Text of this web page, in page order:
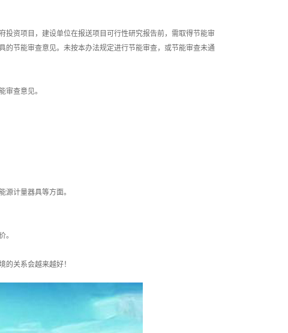
资项目，建设单位在报送项目可行性研究报告前，需取得节能审
节能审查意见。未按本办法规定进行节能审查，或节能审查未通
审查意见。
计量器具等方面。
。
的关系会越来越好！